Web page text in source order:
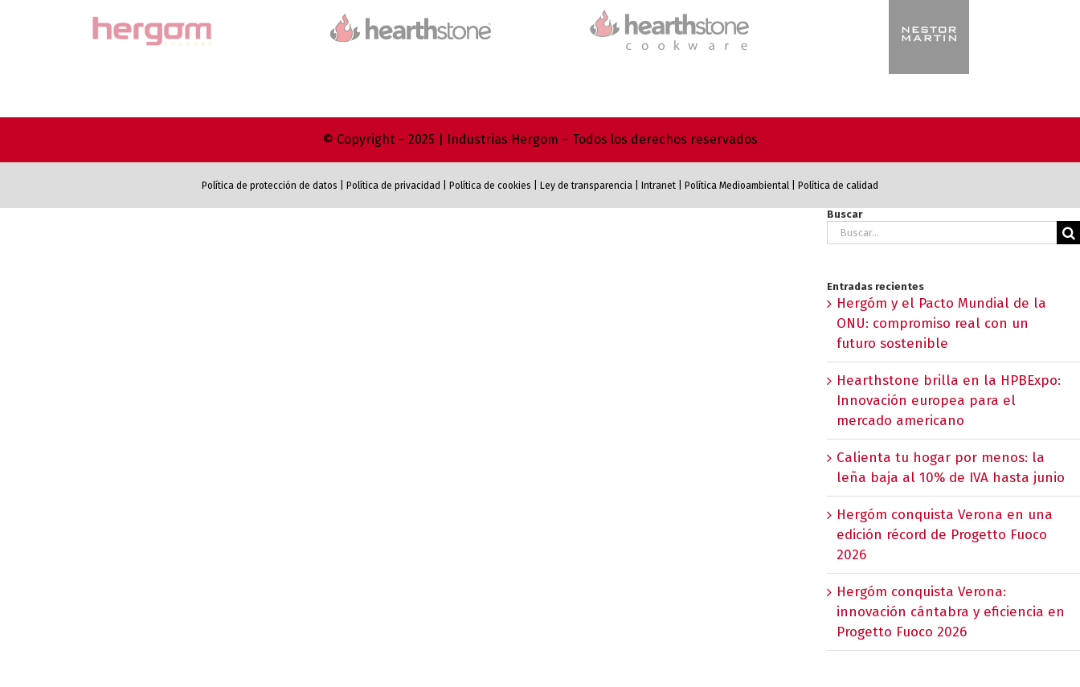
© Copyright – 2025 | Industrias Hergom – Todos los derechos reservados
Política de protección de datos Política de privacidad Política de cookies Ley de transparencia Intranet Política Medioambiental Política de calidad
Buscar
Buscar:
Entradas recientes
Hergóm y el Pacto Mundial de la
ONU: compromiso real con un
futuro sostenible
Hearthstone brilla en la HPBExpo:
Innovación europea para el
mercado americano
Calienta tu hogar por menos: la
leña baja al 10% de IVA hasta junio
Hergóm conquista Verona en una
edición récord de Progetto Fuoco
2026
Hergóm conquista Verona:
innovación cántabra y eficiencia en
Progetto Fuoco 2026